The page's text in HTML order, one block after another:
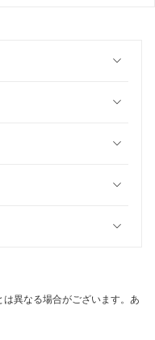
異なる場合がございます。あ